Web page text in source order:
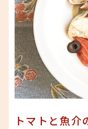
トマトと魚介